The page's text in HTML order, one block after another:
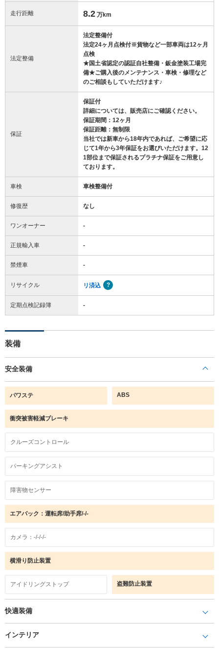
走行距離 8.2 万km
法定整備
法定整備付
法定24ヶ月点検付※貨物など一部車両は12ヶ月
点検
★国土省認定の認証自社整備・鈑金塗装工場完
備★ご購入後のメンテナンス・車検・修理など
のご相談もしていただけます♪
保証
保証付
詳細については、販売店にご確認ください。
保証期間：12ヶ月
保証距離：無制限
当社では新車から18年内であれば、ご希望に応
じて1年から3年保証をお選びいただけます。12
1部位まで保証されるプラチナ保証をご用意し
ております。
車検 車検整備付
修復歴 なし
ワンオーナー -
正規輸入車 -
禁煙車 -
リサイクル リ済込
定期点検記録簿 -
装備
安全装備
パワステ ABS
衝突被害軽減ブレーキ
クルーズコントロール
パーキングアシスト
障害物センサー
エアバック：運転席/助手席/-/-
カメラ：-/-/-/-
横滑り防止装置
アイドリングストップ 盗難防止装置
快適装備
インテリア